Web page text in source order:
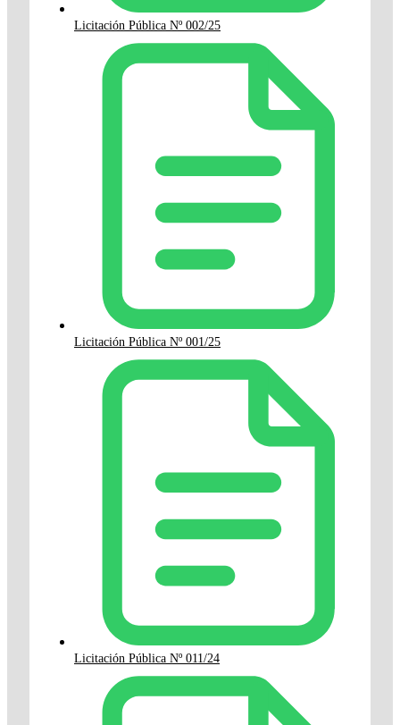
Licitación Pública Nº 002/25
Licitación Pública Nº 001/25
Licitación Pública Nº 011/24